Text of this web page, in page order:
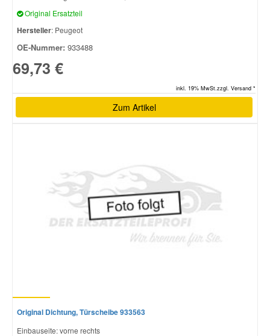
Original Ersatzteil
Hersteller: Peugeot
OE-Nummer: 933488
69,73 €
inkl. 19% MwSt.zzgl. Versand *
Zum Artikel
Original Dichtung, Türscheibe 933563
Einbauseite: vorne rechts